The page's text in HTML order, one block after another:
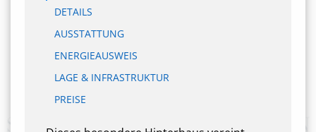
DETAILS
AUSSTATTUNG
ENERGIEAUSWEIS
LAGE & INFRASTRUKTUR
PREISE